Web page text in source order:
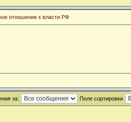
отношение к власти РФ
за: Поле сортировки